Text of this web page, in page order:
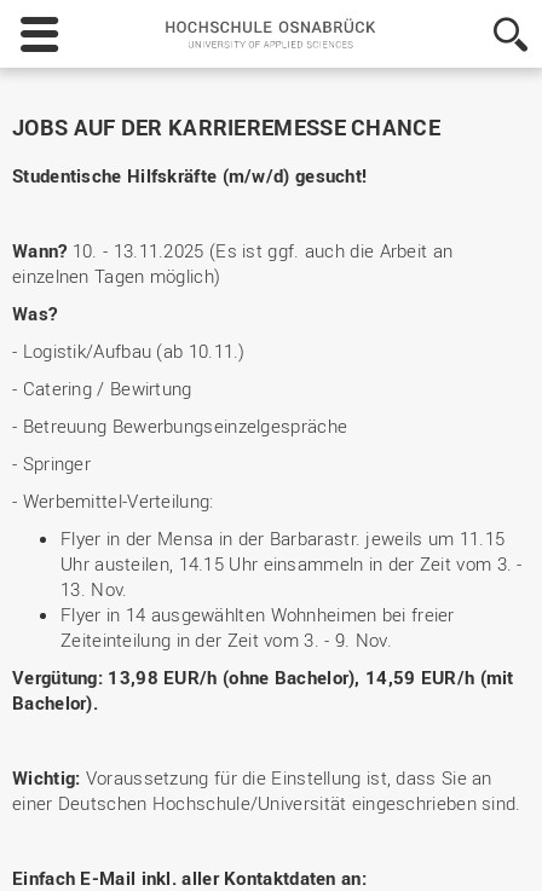
Hochschule
Osnabrück
-
of
JOBS AUF DER KARRIEREMESSE CHANCE
Studentische Hilfskräfte (m/w/d) gesucht!
Wann? 10. - 13.11.2025 (Es ist ggf. auch die Arbeit an
einzelnen Tagen möglich)
Was?
- Logistik/Aufbau (ab 10.11.)
- Catering / Bewirtung
- Betreuung Bewerbungseinzelgespräche
- Springer
- Werbemittel-Verteilung:
Flyer in der Mensa in der Barbarastr. jeweils um 11.15
Uhr austeilen, 14.15 Uhr einsammeln in der Zeit vom 3. -
13. Nov.
Flyer in 14 ausgewählten Wohnheimen bei freier
Zeiteinteilung in der Zeit vom 3. - 9. Nov.
Vergütung: 13,98 EUR/h (ohne Bachelor), 14,59 EUR/h (mit
Bachelor).
Wichtig: Voraussetzung für die Einstellung ist, dass Sie an
einer Deutschen Hochschule/Universität eingeschrieben sind.
Einfach E-Mail inkl. aller Kontaktdaten an: